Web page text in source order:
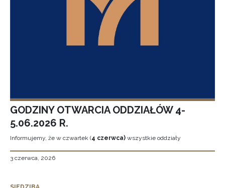
GODZINY OTWARCIA ODDZIAŁÓW 4-
5.06.2026 R.
Informujemy, że w czwartek (4 czerwca) wszystkie oddziały
3 czerwca, 2026